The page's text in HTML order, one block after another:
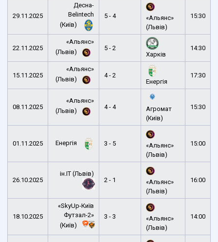
29.11.2025
Десна-
Belintech
(Київ)
5 - 4
«Альянс»
(Львів)
15:30
22.11.2025
«Альянс»
(Львів)
5 - 2
Харків
14:30
15.11.2025
«Альянс»
(Львів)
4 - 2
Енергія
17:30
08.11.2025
«Альянс»
(Львів)
4 - 4
Агромат
(Київ)
15:30
01.11.2025 Енергія 3 - 5
«Альянс»
(Львів)
15:00
26.10.2025
ін.ІТ (Львів)
2 - 1
«Альянс»
(Львів)
16:00
18.10.2025
«SkyUp-Київ
Футзал-2»
(Київ)
3 - 3
«Альянс»
(Львів)
14:00